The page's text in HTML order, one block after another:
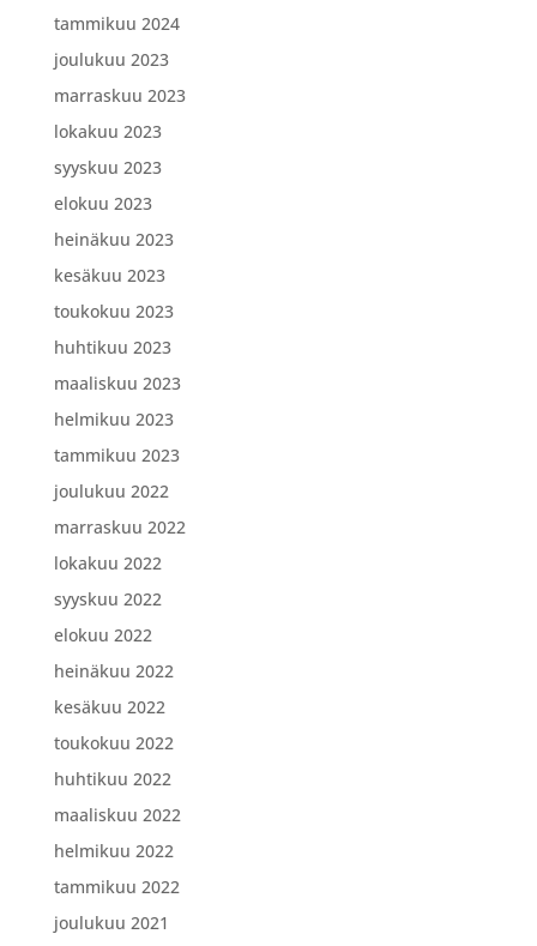
tammikuu 2024
joulukuu 2023
marraskuu 2023
lokakuu 2023
syyskuu 2023
elokuu 2023
heinäkuu 2023
kesäkuu 2023
toukokuu 2023
huhtikuu 2023
maaliskuu 2023
helmikuu 2023
tammikuu 2023
joulukuu 2022
marraskuu 2022
lokakuu 2022
syyskuu 2022
elokuu 2022
heinäkuu 2022
kesäkuu 2022
toukokuu 2022
huhtikuu 2022
maaliskuu 2022
helmikuu 2022
tammikuu 2022
joulukuu 2021